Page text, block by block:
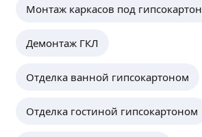
Монтаж каркасов под гипсокартон
Демонтаж ГКЛ
Отделка ванной гипсокартоном
Отделка гостиной гипсокартоном